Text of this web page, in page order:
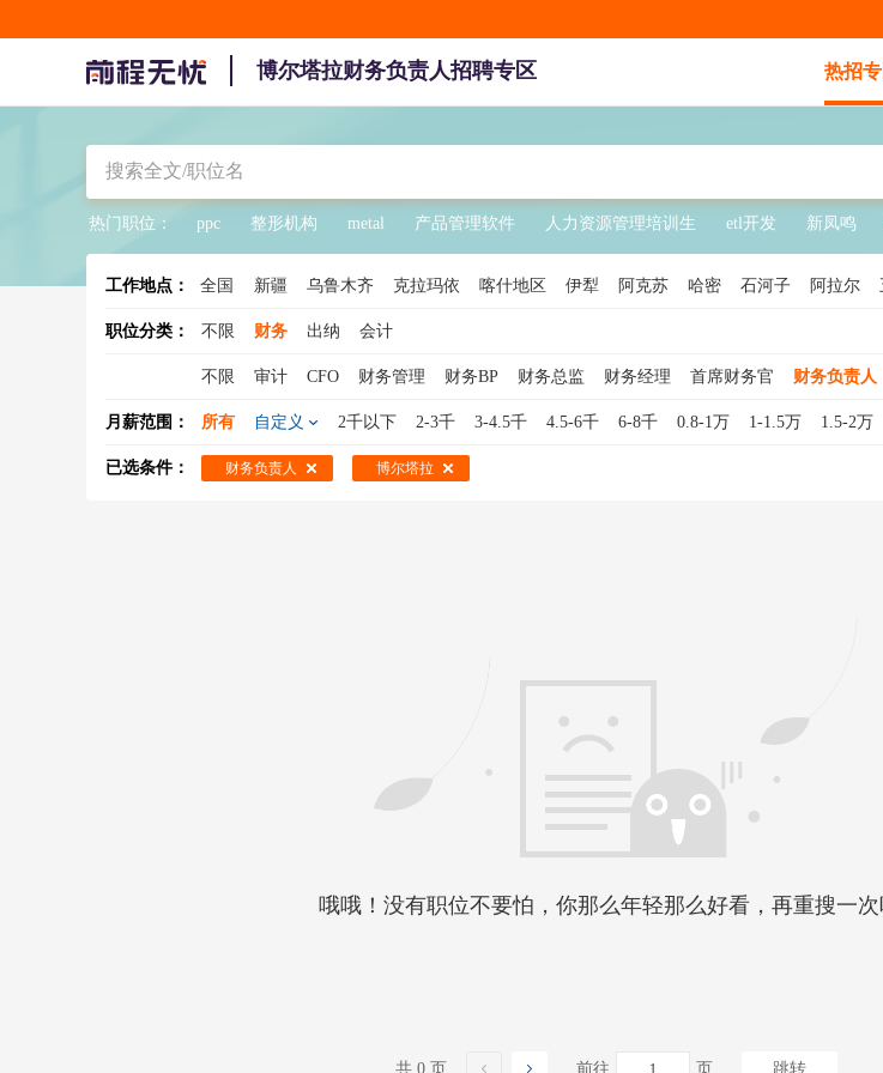
博尔塔拉财务负责人招聘专区 热招
热门职位： ppc 整形机构 metal 产品管理软件 人力资源管理培训生 etl开发 新凤鸣
工作地点： 全国 新疆 乌鲁木齐 克拉玛依 喀什地区 伊犁 阿克苏 哈密 石河子 阿拉尔
克孜勒苏柯尔克孜
职位分类： 不限 财务 出纳 会计
不限 审计 CFO 财务管理 财务BP 财务总监 财务经理 首席财务官 财务负责人
财务VP
月薪范围： 所有 自定义 2千以下 2-3千 3-4.5千 4.5-6千 6-8千 0.8-1万 1-1.5万 1.5-2万
已选条件： 财务负责人 博尔塔拉
哦哦！没有职位不要怕，你那么年轻那么好看，再重搜一
共 0 页 前往 页 跳转